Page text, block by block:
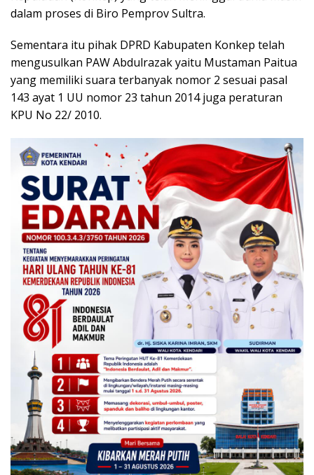
dalam proses di Biro Pemprov Sultra.
Sementara itu pihak DPRD Kabupaten Konkep telah
mengusulkan PAW Abdulrazak yaitu Mustaman Paitua
yang memiliki suara terbanyak nomor 2 sesuai pasal
143 ayat 1 UU nomor 23 tahun 2014 juga peraturan
KPU No 22/ 2010.